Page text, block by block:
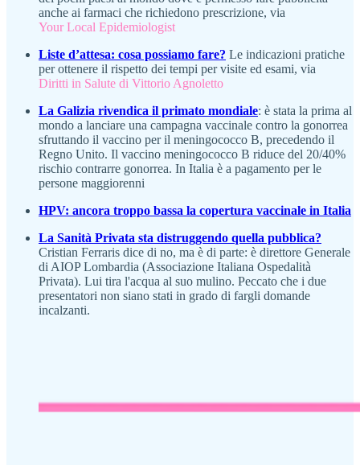
anche ai farmaci che richiedono prescrizione, via
Your Local Epidemiologist
Liste d’attesa: cosa possiamo fare? Le indicazioni pratiche
per ottenere il rispetto dei tempi per visite ed esami, via
Diritti in Salute di Vittorio Agnoletto
La Galizia rivendica il primato mondiale: è stata la prima al
mondo a lanciare una campagna vaccinale contro la gonorrea
sfruttando il vaccino per il meningococco B, precedendo il
Regno Unito. Il vaccino meningococco B riduce del 20/40%
rischio contrarre gonorrea. In Italia è a pagamento per le
persone maggiorenni
HPV: ancora troppo bassa la copertura vaccinale in Italia
La Sanità Privata sta distruggendo quella pubblica?
Cristian Ferraris dice di no, ma è di parte: è direttore Generale
di AIOP Lombardia (Associazione Italiana Ospedalità
Privata). Lui tira l'acqua al suo mulino. Peccato che i due
presentatori non siano stati in grado di fargli domande
incalzanti.